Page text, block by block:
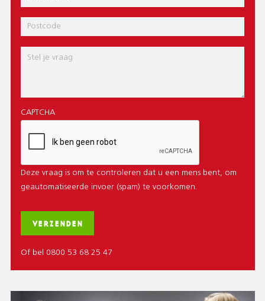
mail
Postcode
Bericht
CAPTCHA
Deze vraag is om te controleren dat u een mens bent, om
geautomatiseerde invoer (spam) te voorkomen.
Of bel 0800 53 68 25 47